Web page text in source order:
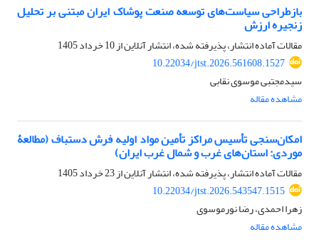
بازطراحی سیاست‌های توسعه صنعت پوشاک ایران مبتنی بر تحلیل
زنجیره ارزش
مقالات آماده انتشار، پذیرفته شده، انتشار آنلاین از10 خرداد 1405
10.22034/jtst.2026.561608.1527
سیدمجتبی موسوی نقابی
مشاهده مقاله
امکان‌سنجی تأسیس مراکز تأمین مواد اولیه فرش دستباف (مطالعۀ
موردی: استان‌های غرب و شمال غرب ایران)
مقالات آماده انتشار، پذیرفته شده، انتشار آنلاین از23 خرداد 1405
10.22034/jtst.2026.543547.1515
زهرا احمدی، رضا نورموسوی
مشاهده مقاله